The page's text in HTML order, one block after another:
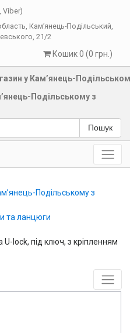
Viber)
, Кам’янець-Подільський,
21/2
Кошик 0 (0 грн.)
Подільському з
Пошук
Подільському з
та ланцюги
U-lock, під ключ, з кріпленням